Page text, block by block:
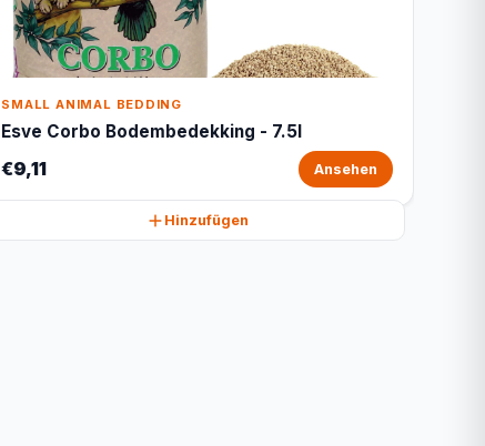
SMALL ANIMAL BEDDING
Esve Corbo Bodembedekking - 7.5l
€9,11 Ansehen
Hinzufügen